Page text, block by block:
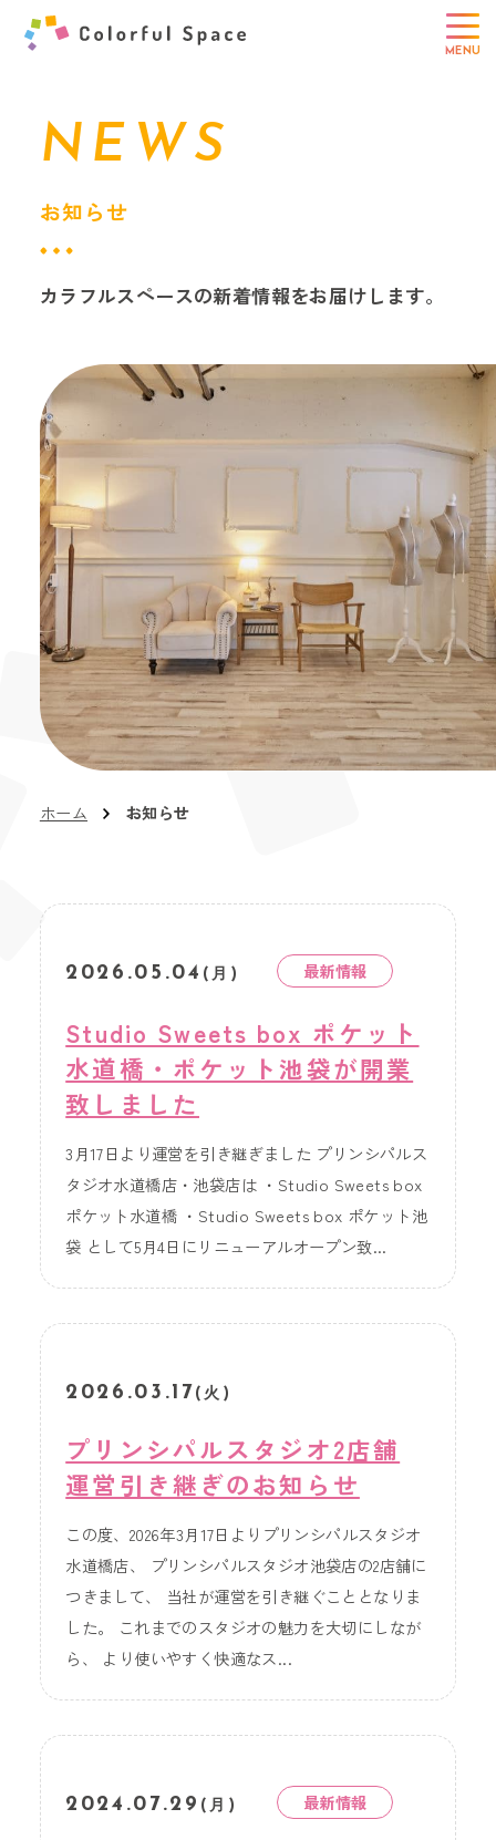
NEWS
お知らせ
カラフルスペースの新着情報をお届けします。
ホーム お知らせ
2026.05.04 (月) 最新情報
Studio Sweets box ポケット
水道橋・ポケット池袋が開業
致しました
3月17日より運営を引き継ぎました プリンシパルス
タジオ水道橋店・池袋店は ・Studio Sweets box
ポケット水道橋 ・Studio Sweets box ポケット池
袋 として5月4日にリニューアルオープン致...
2026.03.17 (火)
プリンシパルスタジオ2店舗
運営引き継ぎのお知らせ
この度、2026年3月17日よりプリンシパルスタジオ
水道橋店、 プリンシパルスタジオ池袋店の2店舗に
つきまして、 当社が運営を引き継ぐこととなりま
した。 これまでのスタジオの魅力を大切にしなが
ら、 より使いやすく快適なス...
2024.07.29 (月) 最新情報